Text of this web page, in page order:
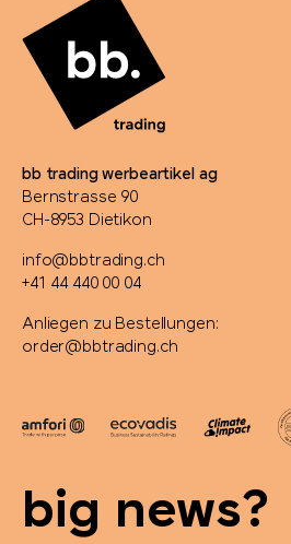
bb trading werbeartikel ag
Bernstrasse 90
CH-8953 Dietikon
info@bbtrading.ch
+41 44 440 00 04
Anliegen zu Bestellungen:
order@bbtrading.ch
big news?